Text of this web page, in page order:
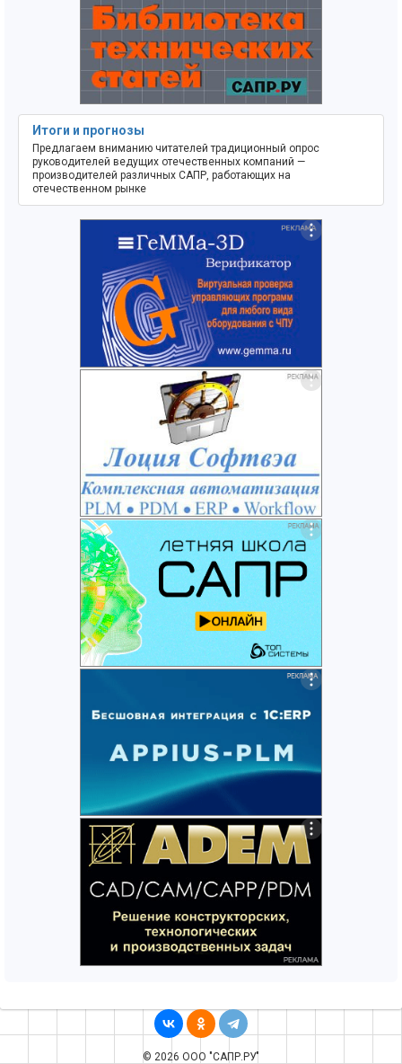
Итоги и прогнозы
Предлагаем вниманию читателей традиционный опрос
руководителей ведущих отечественных компаний —
производителей различных САПР, работающих на
отечественном рынке
© 2026 ООО "САПР.РУ"